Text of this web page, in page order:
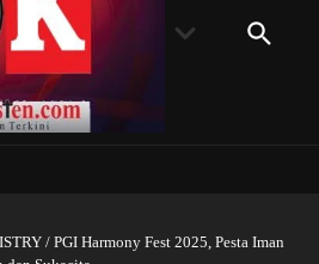
/ PGI Harmony Fest 2025, Pesta Iman